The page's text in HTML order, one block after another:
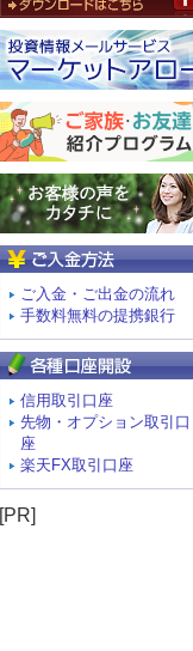
ご入金・ご出金の流れ
手数料無料の提携銀行
信用取引口座
先物・オプション取引口
座
楽天FX取引口座
[PR]